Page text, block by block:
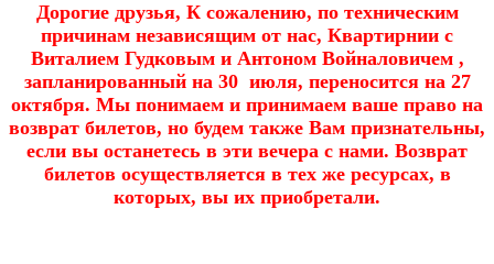
Дорогие друзья, К сожалению, по техническим
причинам независящим от нас, Квартирнии с
Виталием Гудковым и Антоном Войналовичем ,
запланированный на 30 июля, переносится на 27
октября. Мы понимаем и принимаем ваше право на
возврат билетов, но будем также Вам признательны,
если вы останетесь в эти вечера с нами. Возврат
билетов осуществляется в тех же ресурсах, в
которых, вы их приобретали.